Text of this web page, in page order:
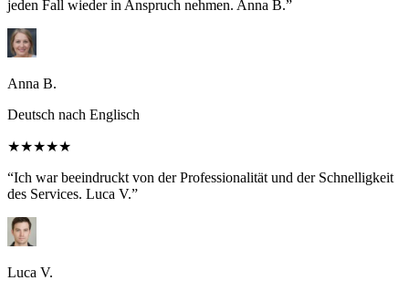
jeden Fall wieder in Anspruch nehmen. Anna B.”
Anna B.
Deutsch nach Englisch
★★★★★
“Ich war beeindruckt von der Professionalität und der Schnelligkeit
des Services. Luca V.”
Luca V.